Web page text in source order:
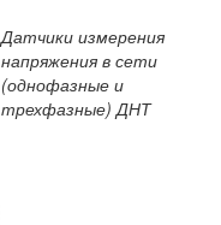
Датчики измерения
напряжения в сети
(однофазные и
трехфазные) ДНТ